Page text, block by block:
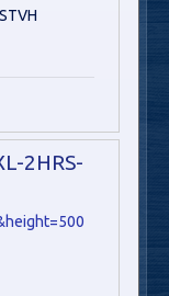
2HRS-